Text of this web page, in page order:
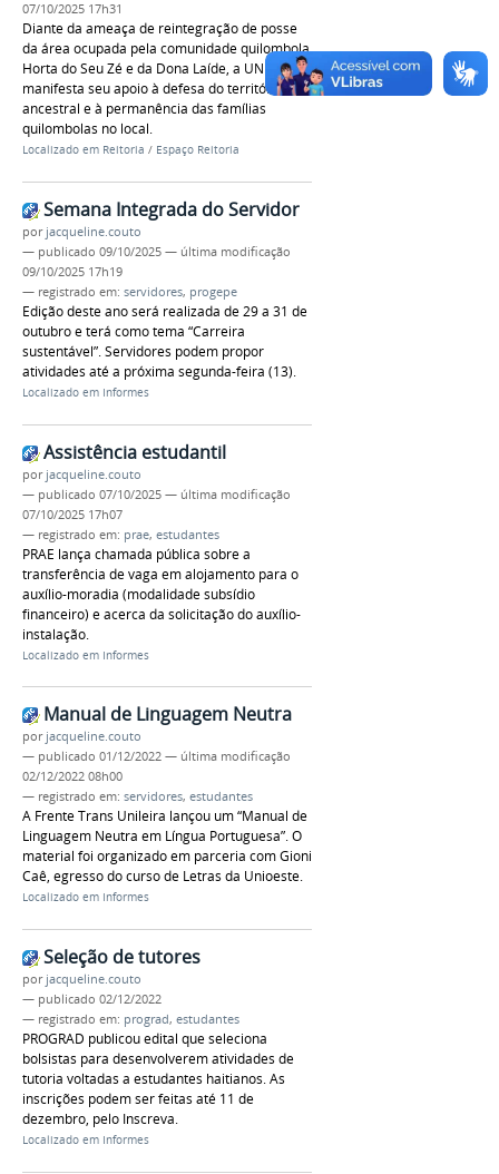
07/10/2025 17h31
Diante da ameaça de reintegração de posse
da área ocupada pela comunidade quilombola
Horta do Seu Zé e da Dona Laíde, a UNILA
manifesta seu apoio à defesa do território
ancestral e à permanência das famílias
quilombolas no local.
Localizado em Reitoria / Espaço Reitoria
Semana Integrada do Servidor
por jacqueline.couto
— publicado 09/10/2025 — última modificação
09/10/2025 17h19
— registrado em: servidores, progepe
Edição deste ano será realizada de 29 a 31 de
outubro e terá como tema “Carreira
sustentável”. Servidores podem propor
atividades até a próxima segunda-feira (13).
Localizado em Informes
Assistência estudantil
por jacqueline.couto
— publicado 07/10/2025 — última modificação
07/10/2025 17h07
— registrado em: prae, estudantes
PRAE lança chamada pública sobre a
transferência de vaga em alojamento para o
auxílio-moradia (modalidade subsídio
financeiro) e acerca da solicitação do auxílio-
instalação.
Localizado em Informes
Manual de Linguagem Neutra
por jacqueline.couto
— publicado 01/12/2022 — última modificação
02/12/2022 08h00
— registrado em: servidores, estudantes
A Frente Trans Unileira lançou um “Manual de
Linguagem Neutra em Língua Portuguesa”. O
material foi organizado em parceria com Gioni
Caê, egresso do curso de Letras da Unioeste.
Localizado em Informes
Seleção de tutores
por jacqueline.couto
— publicado 02/12/2022
— registrado em: prograd, estudantes
PROGRAD publicou edital que seleciona
bolsistas para desenvolverem atividades de
tutoria voltadas a estudantes haitianos. As
inscrições podem ser feitas até 11 de
dezembro, pelo Inscreva.
Localizado em Informes